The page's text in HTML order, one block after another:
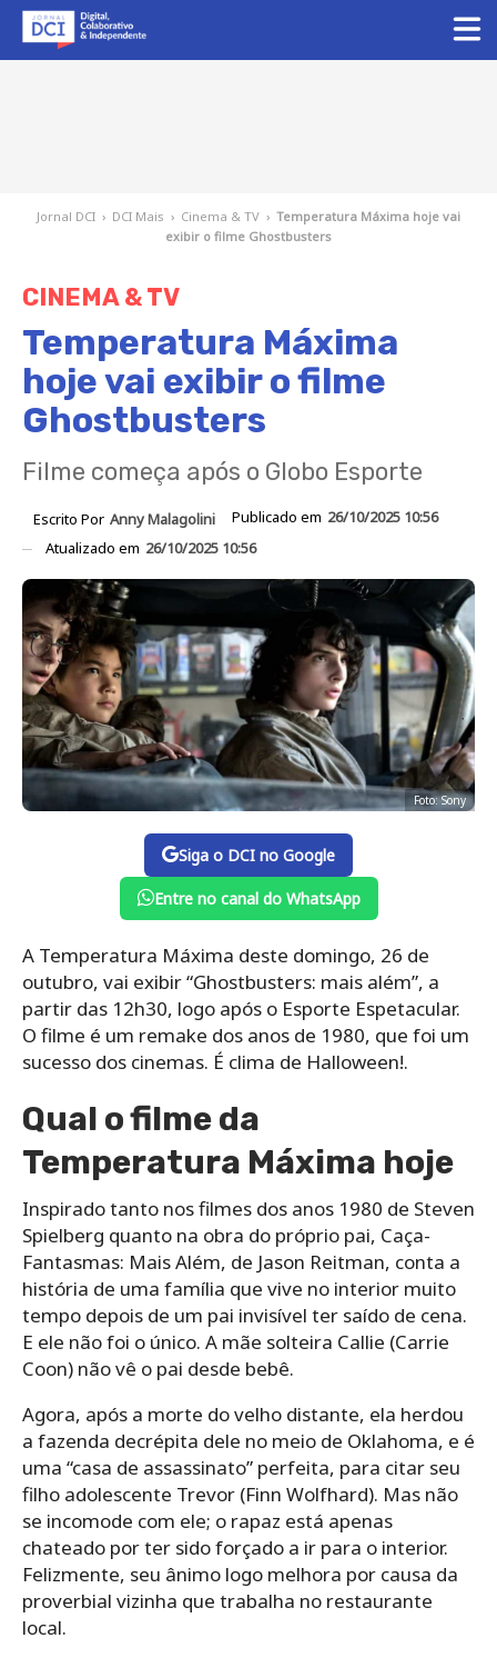
Jornal DCI › DCI Mais › Cinema & TV › Temperatura Máxima hoje vai
exibir o filme Ghostbusters
CINEMA & TV
Temperatura Máxima
hoje vai exibir o filme
Ghostbusters
Filme começa após o Globo Esporte
Escrito Por Anny Malagolini Publicado em 26/10/2025 10:56
Atualizado em 26/10/2025 10:56
Foto: Sony
Siga o DCI no Google
Entre no canal do WhatsApp
A Temperatura Máxima deste domingo, 26 de
outubro, vai exibir “Ghostbusters: mais além”, a
partir das 12h30, logo após o Esporte Espetacular.
O filme é um remake dos anos de 1980, que foi um
sucesso dos cinemas. É clima de Halloween!.
Qual o filme da
Temperatura Máxima hoje
Inspirado tanto nos filmes dos anos 1980 de Steven
Spielberg quanto na obra do próprio pai, Caça-
Fantasmas: Mais Além, de Jason Reitman, conta a
história de uma família que vive no interior muito
tempo depois de um pai invisível ter saído de cena.
E ele não foi o único. A mãe solteira Callie (Carrie
Coon) não vê o pai desde bebê.
Agora, após a morte do velho distante, ela herdou
a fazenda decrépita dele no meio de Oklahoma, e é
uma “casa de assassinato” perfeita, para citar seu
filho adolescente Trevor (Finn Wolfhard). Mas não
se incomode com ele; o rapaz está apenas
chateado por ter sido forçado a ir para o interior.
Felizmente, seu ânimo logo melhora por causa da
proverbial vizinha que trabalha no restaurante
local.